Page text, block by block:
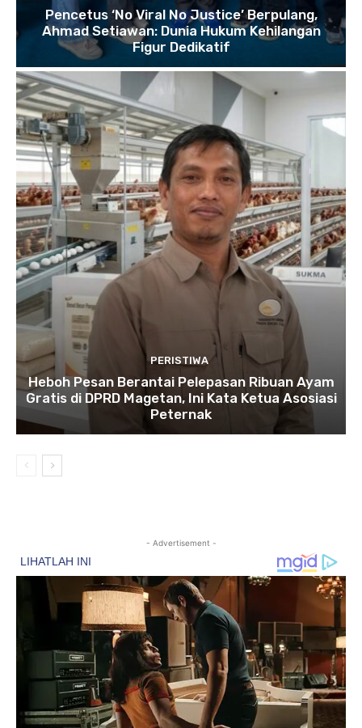
Pencetus ‘No Viral No Justice’ Berpulang,
Ahmad Setiawan: Dunia Hukum Kehilangan
Figur Dedikatif
PERISTIWA
Heboh Pesan Berantai Pelepasan Ribuan Ayam
Gratis di DPRD Magetan, Ini Kata Ketua Asosiasi
Peternak
- Advertisement -